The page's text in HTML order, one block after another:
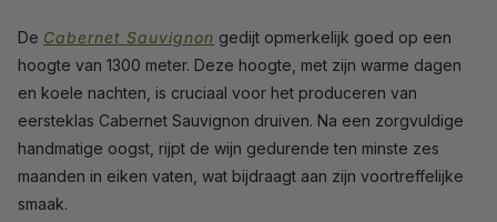
De Cabernet Sauvignon gedijt opmerkelijk goed op een
hoogte van 1300 meter. Deze hoogte, met zijn warme dagen
en koele nachten, is cruciaal voor het produceren van
eersteklas Cabernet Sauvignon druiven. Na een zorgvuldige
handmatige oogst, rijpt de wijn gedurende ten minste zes
maanden in eiken vaten, wat bijdraagt aan zijn voortreffelijke
smaak.